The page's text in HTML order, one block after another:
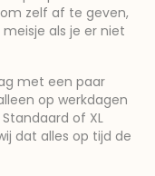
zelf af te geven,
als je er niet
met een paar
op werkdagen
of XL
dat alles op tijd de